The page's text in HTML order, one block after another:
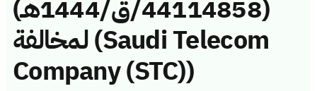
(44114858/ق/1444هـ)
لمخالفة (Saudi Telecom
Company (STC))